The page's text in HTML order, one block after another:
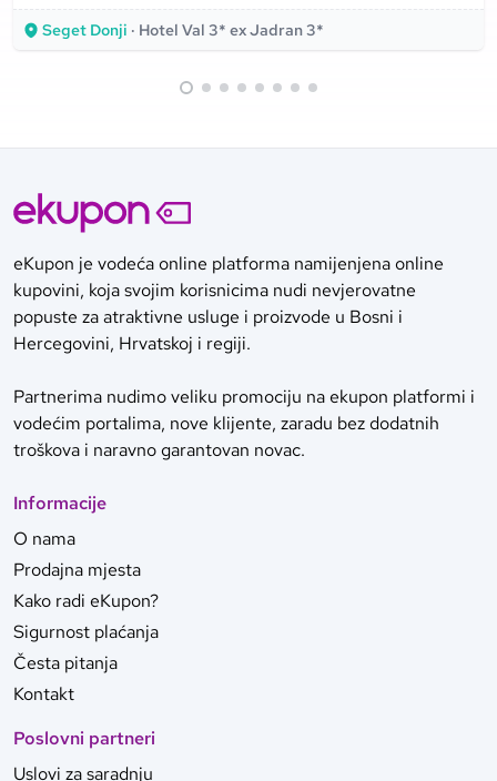
Seget Donji · Hotel Val 3* ex Jadran 3*
eKupon je vodeća online platforma namijenjena online
kupovini, koja svojim korisnicima nudi nevjerovatne
popuste za atraktivne usluge i proizvode u Bosni i
Hercegovini, Hrvatskoj i regiji.
Partnerima nudimo veliku promociju na ekupon platformi i
vodećim portalima, nove klijente, zaradu bez dodatnih
troškova i naravno garantovan novac.
Informacije
O nama
Prodajna mjesta
Kako radi eKupon?
Sigurnost plaćanja
Česta pitanja
Kontakt
Poslovni partneri
Uslovi za saradnju